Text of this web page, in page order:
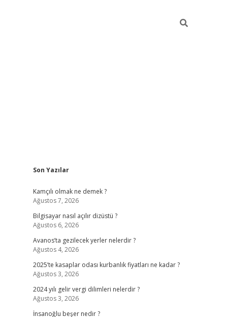
Sidebar
Son Yazılar
Kamçılı olmak ne demek ?
Ağustos 7, 2026
Bilgisayar nasıl açılır dizüstü ?
Ağustos 6, 2026
Avanos’ta gezilecek yerler nelerdir ?
Ağustos 4, 2026
2025’te kasaplar odası kurbanlık fiyatları ne kadar ?
Ağustos 3, 2026
2024 yılı gelir vergi dilimleri nelerdir ?
Ağustos 3, 2026
İnsanoğlu beşer nedir ?